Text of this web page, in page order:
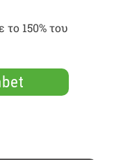
το 150% του